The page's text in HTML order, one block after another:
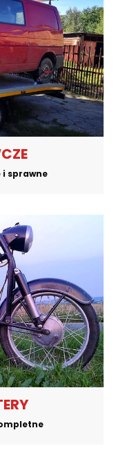
i sprawne